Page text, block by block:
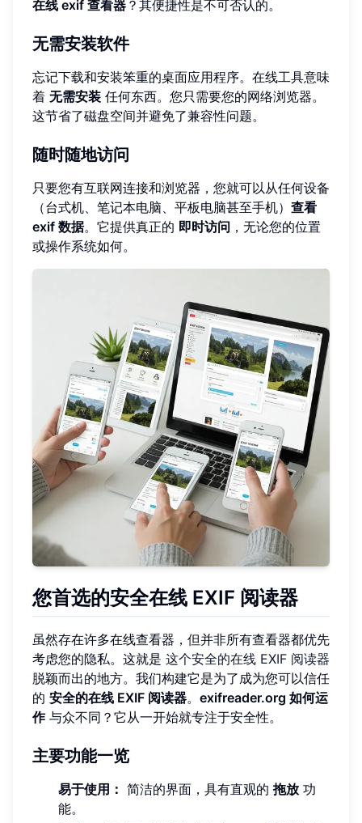
在线 exif 查看器 ？其便捷性是不可否认的。
无需安装软件
忘记下载和安装笨重的桌面应用程序。在线工具意味
着 无需安装 任何东西。您只需要您的网络浏览器。
这节省了磁盘空间并避免了兼容性问题。
随时随地访问
只要您有互联网连接和浏览器，您就可以从任何设备
（台式机、笔记本电脑、平板电脑甚至手机） 查看
exif 数据。它提供真正的 即时访问 ，无论您的位置
或操作系统如何。
您首选的安全在线 EXIF 阅读器
虽然存在许多在线查看器，但并非所有查看器都优先
考虑您的隐私。这就是 这个安全的在线 EXIF 阅读器
脱颖而出的地方。我们构建它是为了成为您可以信任
的 安全的在线 EXIF 阅读器。 exifreader.org 如何运
作与众不同？它从一开始就专注于安全性。
主要功能一览
易于使用： 简洁的界面，具有直观的 拖放 功
能。